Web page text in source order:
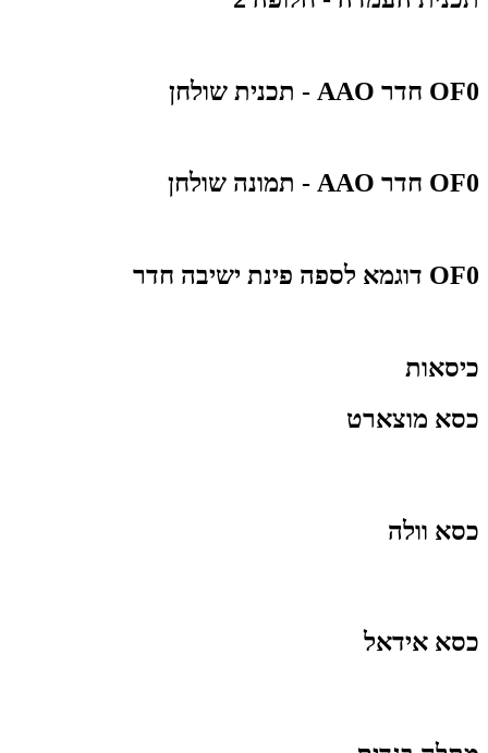
OF0 חדר AAO - תכנית שולחן
OF0 חדר AAO - תמונה שולחן
OF0 דוגמא לספה פינת ישיבה חדר
כיסאות
כסא מוצארט
כסא וולה
כסא אידאל